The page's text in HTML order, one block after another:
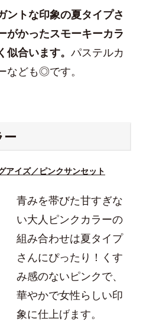
ントな印象の夏タイプさ
がかったスモーキーカラ
合います。 パステルカ
なども◎です。
ー
アイズ／ピンクサンセット
青みを帯びた甘すぎな
い大人ピンクカラーの
組み合わせは夏タイプ
さんにぴったり！くす
み感のないピンクで、
華やかで女性らしい印
象に仕上げます。